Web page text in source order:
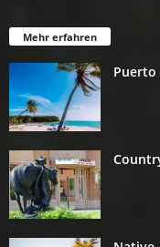
Mehr erfahren
Puerto